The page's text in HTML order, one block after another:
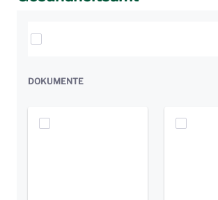
Elemente auswählen
DOKUMENTE